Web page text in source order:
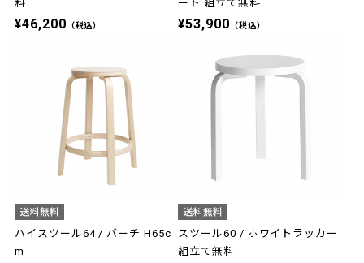
料
¥46,200 （税込）
ート 組立て無料
¥53,900 （税込）
ハイスツール64 / バーチ H65c
m
スツール60 / ホワイトラッカー
組立て無料